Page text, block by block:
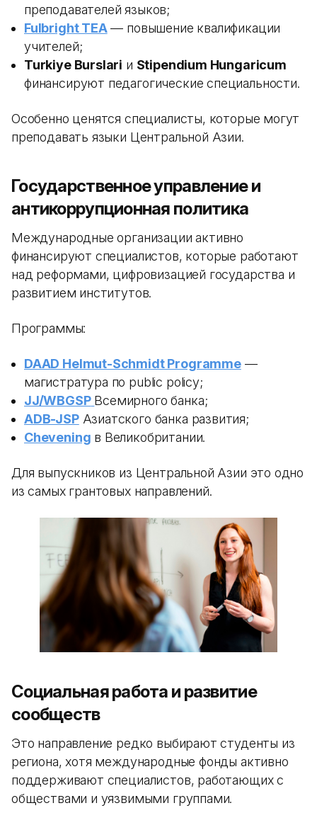
преподавателей языков;
Fulbright TEA— повышение квалификации
учителей;
Turkiye Burslari и Stipendium Hungaricum
финансируют педагогические специальности.
Особенно ценятся специалисты, которые могут
преподавать языки Центральной Азии.
Государственное управление и
антикоррупционная политика
Международные организации активно
финансируют специалистов, которые работают
над реформами, цифровизацией государства и
развитием институтов.
Программы:
DAAD Helmut-Schmidt Programme—
магистратура по public policy;
JJ/WBGSP Всемирного банка;
ADB-JSPАзиатского банка развития;
Chevening в Великобритании.
Для выпускников из Центральной Азии это одно
из самых грантовых направлений.
Социальная работа и развитие
сообществ
Это направление редко выбирают студенты из
региона, хотя международные фонды активно
поддерживают специалистов, работающих с
обществами и уязвимыми группами.